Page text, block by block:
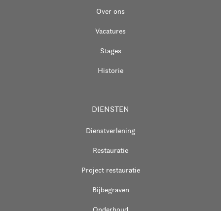
Over ons
Vacatures
Stages
Historie
DIENSTEN
Dienstverlening
Restauratie
Project restauratie
Bijbegraven